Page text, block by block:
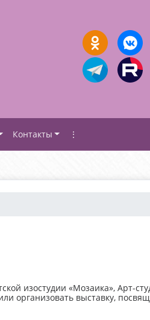
Контакты ⋮
изостудии «Мозаика», Арт-
организовать выставку,